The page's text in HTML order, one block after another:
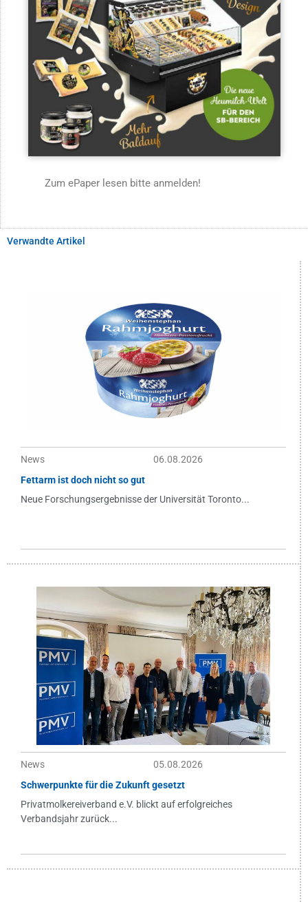
Zum ePaper lesen bitte anmelden!
Verwandte Artikel
News
06.08.2026
Fettarm ist doch nicht so gut
Neue Forschungsergebnisse der Universität Toronto...
News
05.08.2026
Schwerpunkte für die Zukunft gesetzt
Privatmolkereiverband e.V. blickt auf erfolgreiches
Verbandsjahr zurück...